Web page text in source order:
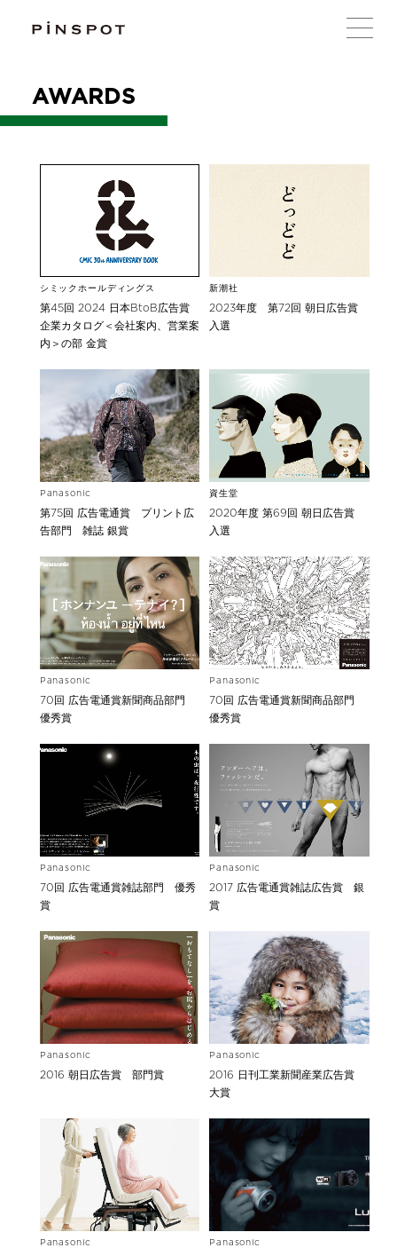
AWARDS
シミックホールディングス
第45回 2024 日本BtoB広告賞
企業カタログ＜会社案内、営業案
内＞の部 金賞
新潮社
2023年度 第72回 朝日広告賞
入選
Panasonic
第75回 広告電通賞 プリント広
告部門 雑誌 銀賞
資生堂
2020年度 第69回 朝日広告賞
入選
Panasonic
70回 広告電通賞新聞商品部門
優秀賞
Panasonic
70回 広告電通賞新聞商品部門
優秀賞
Panasonic
70回 広告電通賞雑誌部門 優秀
賞
Panasonic
2017 広告電通賞雑誌広告賞 銀
賞
Panasonic
2016 朝日広告賞 部門賞
Panasonic
2016 日刊工業新聞産業広告賞
大賞
Panasonic Panasonic